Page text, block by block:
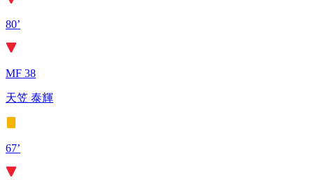
80’
MF 38
天笠 泰輝
67’